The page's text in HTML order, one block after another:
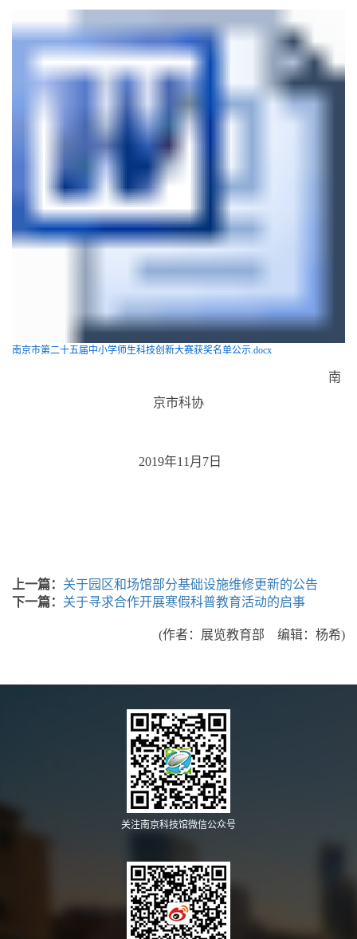
南京市第二十五届中小学师生科技创新大赛获奖名单公示.docx
南
京市科协
2019年11月7日
上一篇： 关于园区和场馆部分基础设施维修更新的公告
下一篇： 关于寻求合作开展寒假科普教育活动的启事
(作者：展览教育部 编辑：杨希)
关注南京科技馆微信公众号